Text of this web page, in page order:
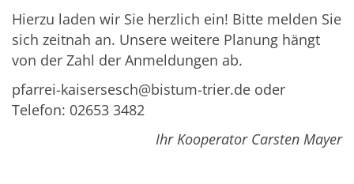
Hierzu laden wir Sie herzlich ein! Bitte melden Sie
sich zeitnah an. Unsere weitere Planung hängt
von der Zahl der Anmeldungen ab.
pfarrei-kaisersesch@bistum-trier.de oder
Telefon: 02653 3482
Ihr Kooperator Carsten Mayer